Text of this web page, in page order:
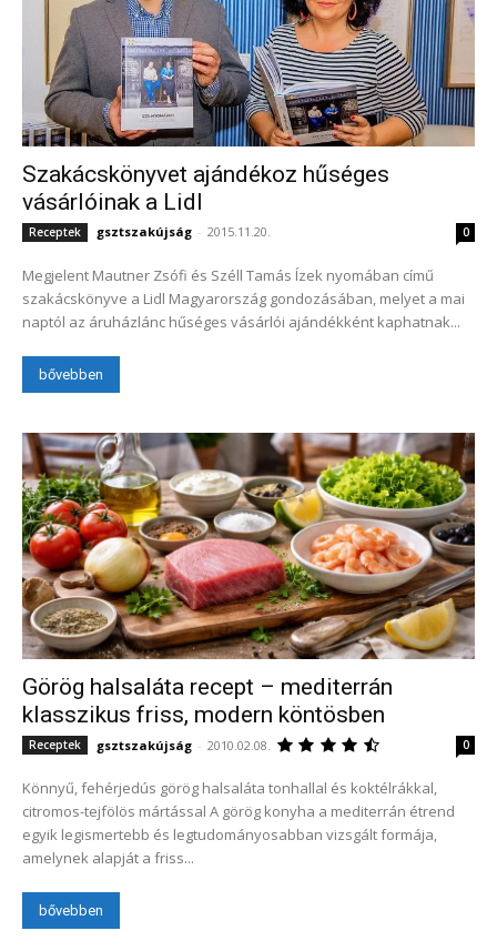
Szakácskönyvet ajándékoz hűséges
vásárlóinak a Lidl
Receptek gsztszakújság - 2015.11.20. 0
Megjelent Mautner Zsófi és Széll Tamás Ízek nyomában című
szakácskönyve a Lidl Magyarország gondozásában, melyet a mai
naptól az áruházlánc hűséges vásárlói ajándékként kaphatnak...
bővebben
Görög halsaláta recept – mediterrán
klasszikus friss, modern köntösben
Receptek gsztszakújság - 2010.02.08. 0
Könnyű, fehérjedús görög halsaláta tonhallal és koktélrákkal,
citromos-tejfölös mártással A görög konyha a mediterrán étrend
egyik legismertebb és legtudományosabban vizsgált formája,
amelynek alapját a friss...
bővebben